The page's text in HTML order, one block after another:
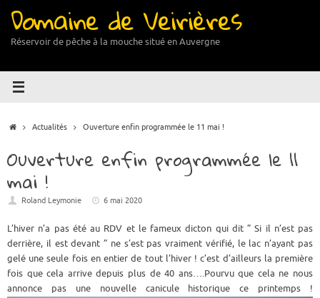
contenu
Domaine de Veirières
Réservoir de pêche à la mouche situé en Auvergne
AccueilActualités Ouverture enfin programmée le 11 mai !
Ouverture enfin programmée le 11
mai !
Roland Leymonie 6 mai 2020
L’hiver n’a pas été au RDV et le fameux dicton qui dit ” Si il n’est pas
derrière, il est devant ” ne s’est pas vraiment vérifié, le lac n’ayant pas
gelé une seule fois en entier de tout l’hiver ! c’est d’ailleurs la première
fois que cela arrive depuis plus de 40 ans….Pourvu que cela ne nous
annonce pas une nouvelle canicule historique ce printemps !